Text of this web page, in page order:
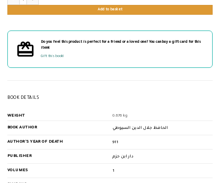
Add to basket
Do you feel this product is perfect for a friend or a loved one? You can buy a gift card for this
item!
Gift this book!
BOOK DETAILS
WEIGHT 0.676 kg
BOOK AUTHOR الحافظ جلال الدين السيوطي
AUTHOR'S YEAR OF DEATH 911
PUBLISHER دار ابن حزم
VOLUMES 1